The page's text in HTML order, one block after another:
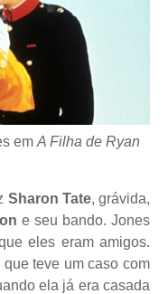
em A Filha de Ryan
Sharon Tate, grávida,
e seu bando. Jones
eles eram amigos.
teve um caso com
ela já era casada